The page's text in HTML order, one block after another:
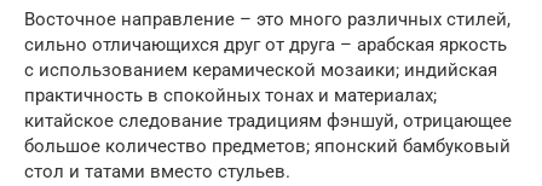
Восточное направление – это много различных стилей,
сильно отличающихся друг от друга – арабская яркость
с использованием керамической мозаики; индийская
практичность в спокойных тонах и материалах;
китайское следование традициям фэншуй, отрицающее
большое количество предметов; японский бамбуковый
стол и татами вместо стульев.